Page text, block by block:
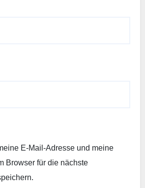
E-Mail-Adresse und meine
Browser für die nächste